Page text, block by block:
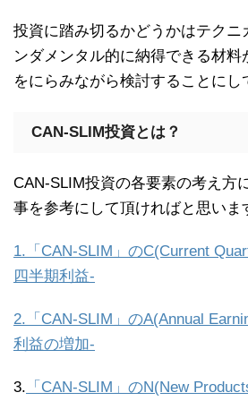
投資に踏み切るかどうかはテクニ
ンダメンタル的に納得できる材
をにらみながら検討することにし
CAN-SLIM投資とは？
CAN-SLIM投資の各要素の考え方
事を参考にして頂ければと思いま
1.「CAN-SLIM」のC(Current
四半期利益-
2.「CAN-SLIM」のA(Annual
利益の増加-
3. 「CAN-SLIM」のN(New